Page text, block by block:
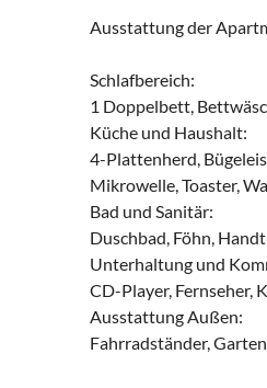
Ausstattung der
Schlafbereich:
1 Doppelbett,
Küche und Haushalt:
4-Plattenherd,
Mikrowelle, Toaster,
Bad und Sanitär:
Duschbad, Föhn,
Unterhaltung und
CD-Player, Fernseher,
Ausstattung Außen:
Fahrradständer,